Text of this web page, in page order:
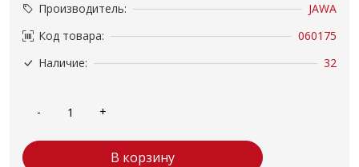
Производитель:
JAWA
Код товара:
060175
Наличие:
32
В корзину